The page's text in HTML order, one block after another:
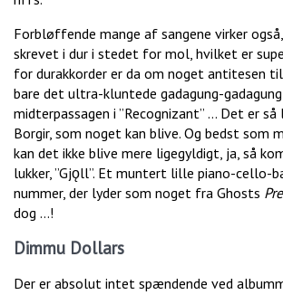
Forbløffende mange af sangene virker
skrevet i dur i stedet for mol, hvilket er
for durakkorder er da om noget antitesen til
bare det ultra-kluntede gadagung-
midterpassagen i ”Recognizant” … Det er
Borgir, som noget kan blive. Og bedst som
kan det ikke blive mere ligegyldigt, ja, så
lukker, ”Gjǫll”. Et muntert lille piano-cello-
nummer, der lyder som noget fra Ghosts
dog …!
Dimmu Dollars
Der er absolut intet spændende ved